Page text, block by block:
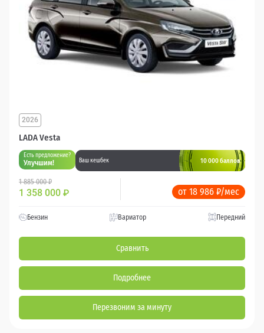
LADA Vesta
2026
Есть предложение?
Улучшим! Ваш кешбек 10 000 баллов
1 885 000 ₽
1 358 000 ₽ от 18 986 ₽/мес
Бензин Вариатор Передний
Сравнить
Подробнее
Перезвоним за минуту